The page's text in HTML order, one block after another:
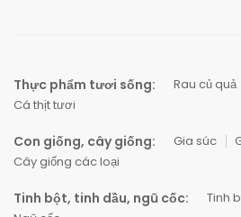
Thực phẩm tươi sống: Rau củ quả
Cá thịt tươi
Con giống, cây giống: Gia súc
Cây giống các loại
Tinh bột, tinh dầu, ngũ cốc: Tinh